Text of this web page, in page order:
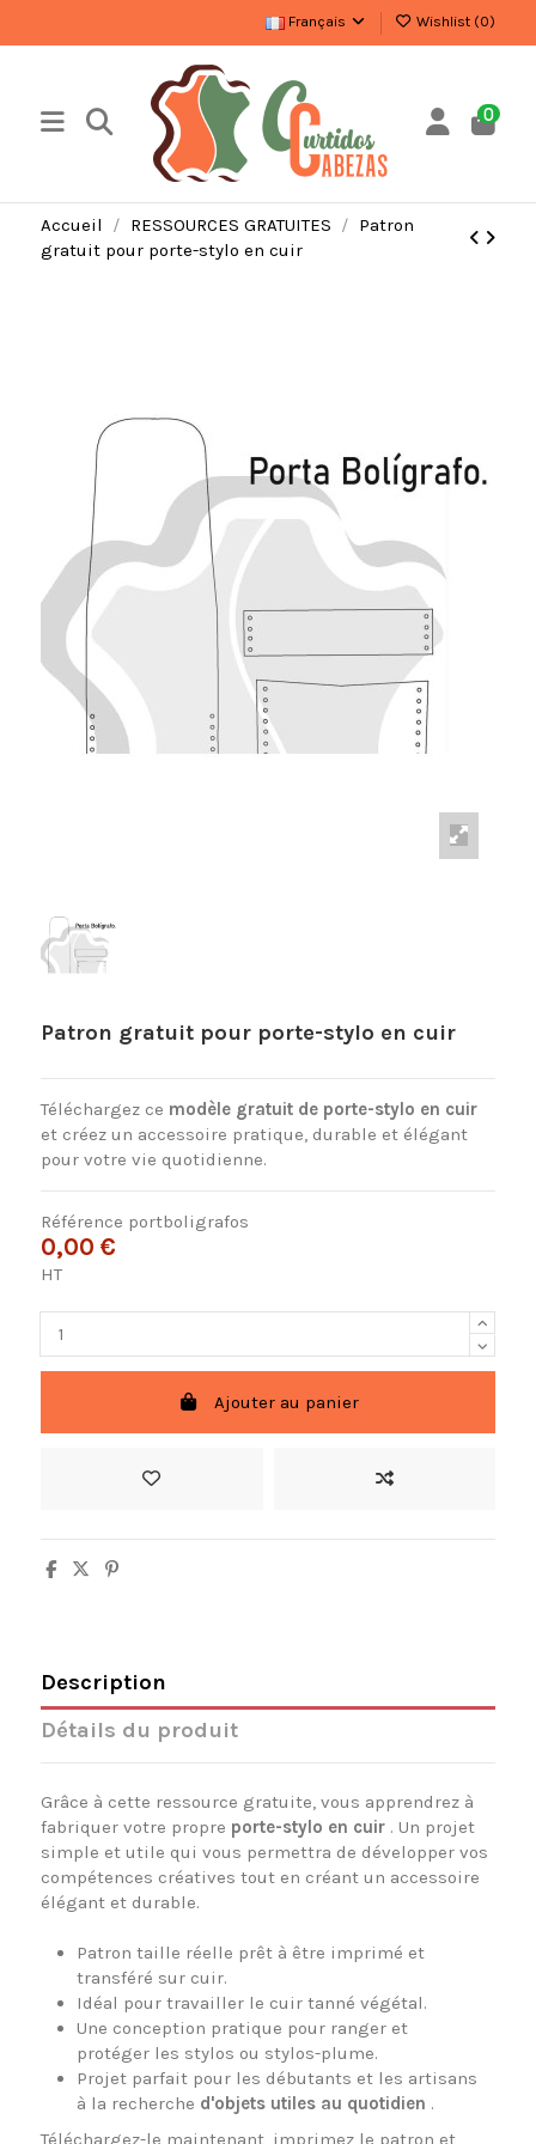
Français Wishlist (0)
0
Accueil RESSOURCES GRATUITES
Patron
gratuit pour porte-stylo en cuir
Patron gratuit pour porte-stylo en cuir
Téléchargez ce modèle gratuit de porte-stylo en cuir
et créez un accessoire pratique, durable et élégant
pour votre vie quotidienne.
Référence portboligrafos
0,00 €
HT
Ajouter au panier
Description
Détails du produit
Grâce à cette ressource gratuite, vous apprendrez à
fabriquer votre propre porte-stylo en cuir. Un projet
simple et utile qui vous permettra de développer vos
compétences créatives tout en créant un accessoire
élégant et durable.
Patron taille réelle prêt à être imprimé et
transféré sur cuir.
Idéal pour travailler le cuir tanné végétal.
Une conception pratique pour ranger et
protéger les stylos ou stylos-plume.
Projet parfait pour les débutants et les artisans
à la recherche d'objets utiles au quotidien .
Téléchargez-le maintenant, imprimez le patron et